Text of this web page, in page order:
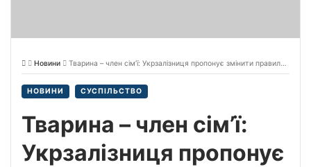
Новини Тварина – член сім’ї: Укрзалізниця пропонує змінити правила перевезення домашніх улюбленців.
НОВИНИ СУСПІЛЬСТВО
Тварина – член сім’ї:
Укрзалізниця пропонує